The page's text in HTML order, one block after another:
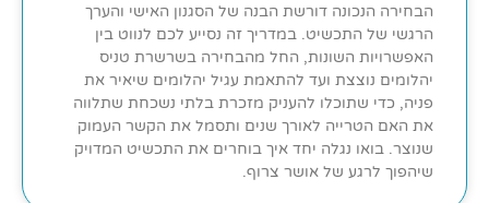
הבחירה הנכונה דורשת הבנה של הסגנון האישי והערך
הרגשי של התכשיט. במדריך זה נסייע לכם לנווט בין
האפשרויות השונות, החל מהבחירה בשרשרת טניס
יהלומים נוצצת ועד להתאמת עגיל יהלומים שיאיר את
פניה, כדי שתוכלו להעניק מזכרת בלתי נשכחת שתלווה
את האם הטרייה לאורך שנים ותסמל את הקשר העמוק
שנוצר. בואו נגלה יחד איך בוחרים את התכשיט המדויק
שיהפוך לרגע של אושר צרוף.